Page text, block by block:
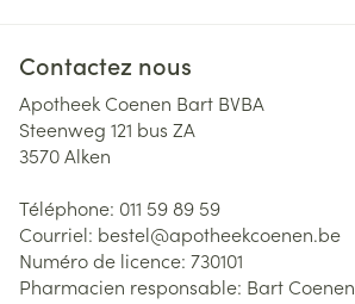
Contactez nous
Apotheek Coenen Bart BVBA
Steenweg 121 bus ZA
3570Alken
Téléphone: 011 59 89 59
Courriel: bestel@apotheekcoenen.be
Numéro de licence: 730101
Pharmacien responsable: Bart Coenen